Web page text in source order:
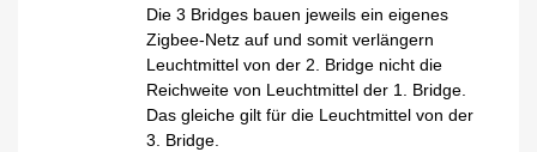
Die 3 Bridges bauen jeweils ein eigenes
Zigbee-Netz auf und somit verlängern
Leuchtmittel von der 2. Bridge nicht die
Reichweite von Leuchtmittel der 1. Bridge.
Das gleiche gilt für die Leuchtmittel von der
3. Bridge.